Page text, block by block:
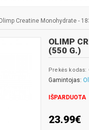
Creatine Monohydrate -
OLIMP
(550 G.)
Prekės kodas:
Gamintojas:
IŠPARDUOTA
23.99€